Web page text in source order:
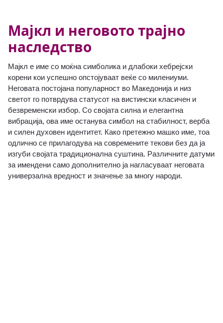
Мајкл и неговото трајно
наследство
Мајкл е име со моќна симболика и длабоки хебрејски
корени кои успешно опстојуваат веќе со милениуми.
Неговата постојана популарност во Македонија и низ
светот го потврдува статусот на вистински класичен и
безвременски избор. Со својата силна и елегантна
вибрација, ова име останува симбол на стабилност, верба
и силен духовен идентитет. Како претежно машко име, тоа
одлично се прилагодува на современите текови без да ја
изгуби својата традиционална суштина. Различните датуми
за имендени само дополнително ја нагласуваат неговата
универзална вредност и значење за многу народи.